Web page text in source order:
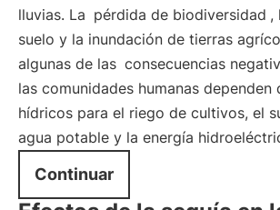
lluvias. La pérdida de biodiversidad ,
suelo y la inundación de tierras
algunas de las consecuencias
las comunidades humanas dependen
hídricos para el riego de cultivos, el
agua potable y la energía
Continuar